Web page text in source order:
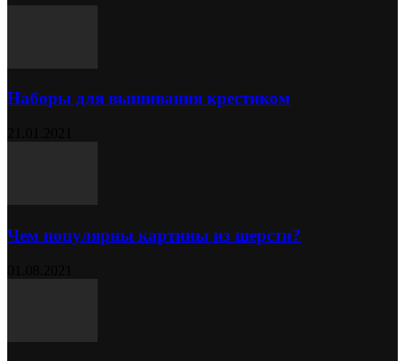
Наборы для вышивания крестиком
Чем популярны картины из шерсти?